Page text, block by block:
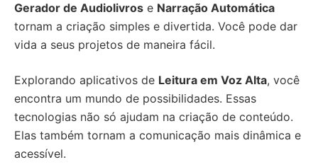
Gerador de Audiolivros e Narração Automática
tornam a criação simples e divertida. Você pode dar
vida a seus projetos de maneira fácil.
Explorando aplicativos de Leitura em Voz Alta, você
encontra um mundo de possibilidades. Essas
tecnologias não só ajudam na criação de conteúdo.
Elas também tornam a comunicação mais dinâmica e
acessível.